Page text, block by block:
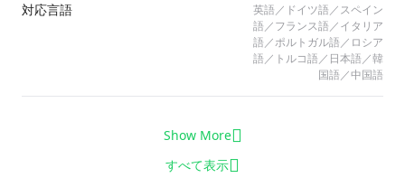
対応言語
英語／ドイツ語／スペイン
語／フランス語／イタリア
語／ポルトガル語／ロシア
語／トルコ語／日本語／韓
国語／中国語
Show More
すべて表示